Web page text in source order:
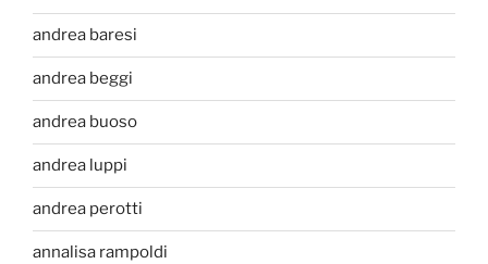
andrea baresi
andrea beggi
andrea buoso
andrea luppi
andrea perotti
annalisa rampoldi